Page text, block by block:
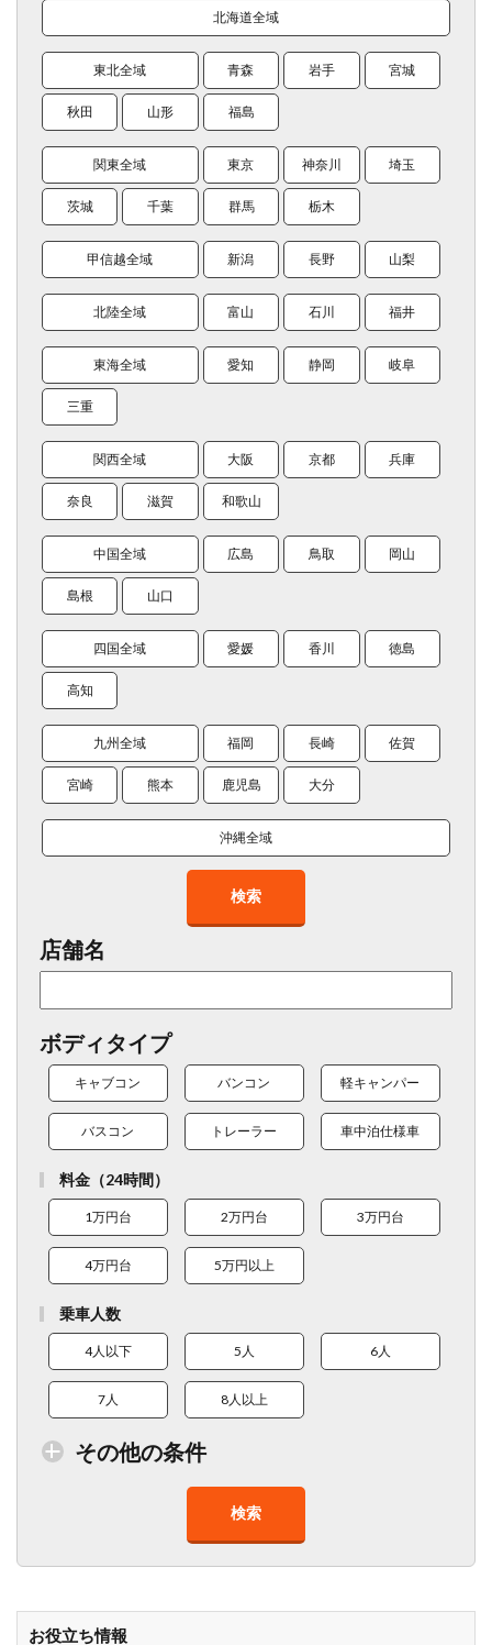
北海道全域
東北全域 青森 岩手 宮城
秋田 山形 福島
関東全域 東京 神奈川 埼玉
茨城 千葉 群馬 栃木
甲信越全域 新潟 長野 山梨
北陸全域 富山 石川 福井
東海全域 愛知 静岡 岐阜
三重
関西全域 大阪 京都 兵庫
奈良 滋賀 和歌山
中国全域 広島 鳥取 岡山
島根 山口
四国全域 愛媛 香川 徳島
高知
九州全域 福岡 長崎 佐賀
宮崎 熊本 鹿児島 大分
沖縄全域
検索
店舗名
ボディタイプ
キャブコン バンコン 軽キャンパー
バスコン トレーラー 車中泊仕様車
料金（24時間）
1万円台 2万円台 3万円台
4万円台 5万円以上
乗車人数
4人以下 5人 6人
7人 8人以上
その他の条件
車椅子対応
検索
お役立ち情報